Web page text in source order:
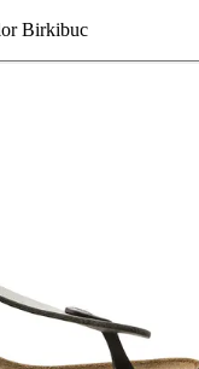
Birkibuc